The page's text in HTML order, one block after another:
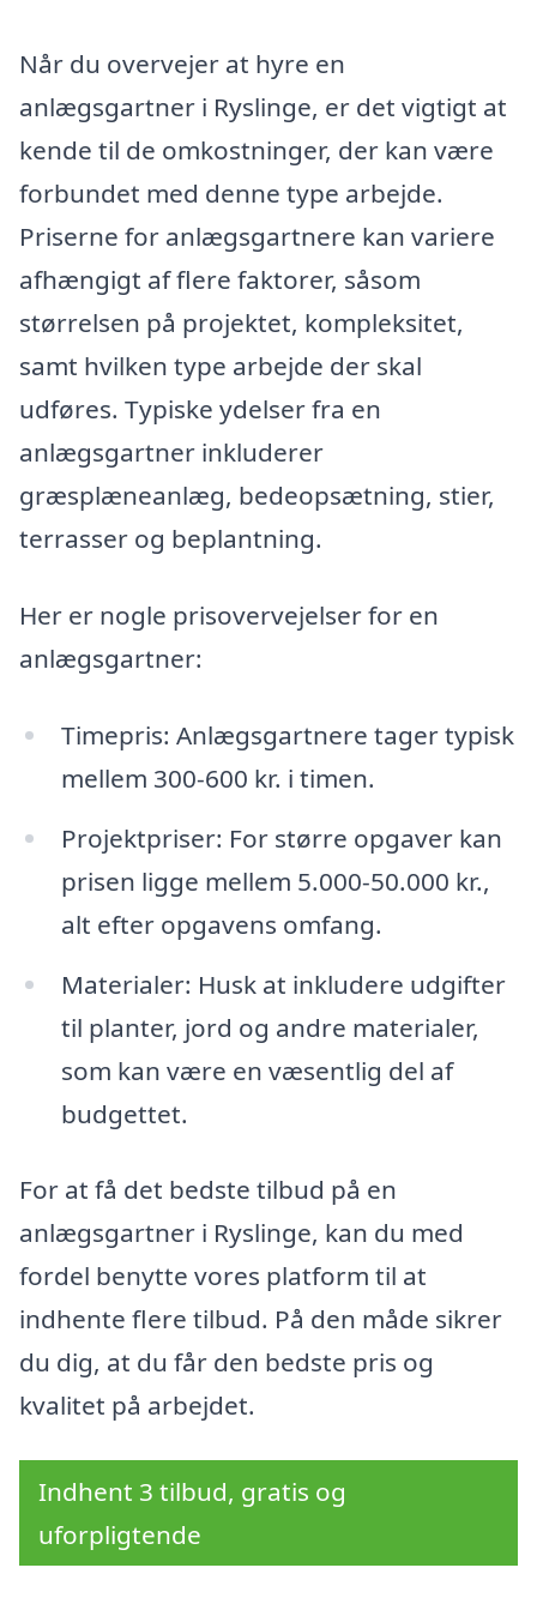
Når du overvejer at hyre en
anlægsgartner i Ryslinge, er det vigtigt at
kende til de omkostninger, der kan være
forbundet med denne type arbejde.
Priserne for anlægsgartnere kan variere
afhængigt af flere faktorer, såsom
størrelsen på projektet, kompleksitet,
samt hvilken type arbejde der skal
udføres. Typiske ydelser fra en
anlægsgartner inkluderer
græsplæneanlæg, bedeopsætning, stier,
terrasser og beplantning.
Her er nogle prisovervejelser for en
anlægsgartner:
Timepris: Anlægsgartnere tager typisk
mellem 300-600 kr. i timen.
Projektpriser: For større opgaver kan
prisen ligge mellem 5.000-50.000 kr.,
alt efter opgavens omfang.
Materialer: Husk at inkludere udgifter
til planter, jord og andre materialer,
som kan være en væsentlig del af
budgettet.
For at få det bedste tilbud på en
anlægsgartner i Ryslinge, kan du med
fordel benytte vores platform til at
indhente flere tilbud. På den måde sikrer
du dig, at du får den bedste pris og
kvalitet på arbejdet.
Indhent 3 tilbud, gratis og
uforpligtende